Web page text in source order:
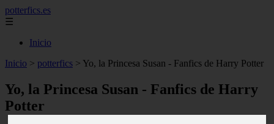
potterfics.es
☰
Inicio
Inicio > potterfics > Yo, la Princesa Susan - Fanfics de Harry Potter
Yo, la Princesa Susan - Fanfics de Harry
Potter